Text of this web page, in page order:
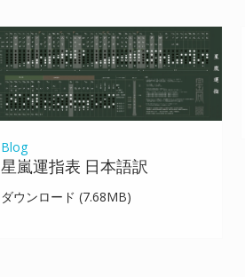
Blog
星嵐運指表 日本語訳
ダウンロード (7.68MB)